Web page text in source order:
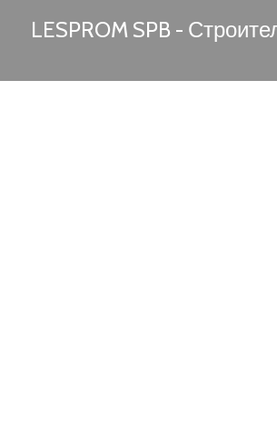
LESPROM SPB -